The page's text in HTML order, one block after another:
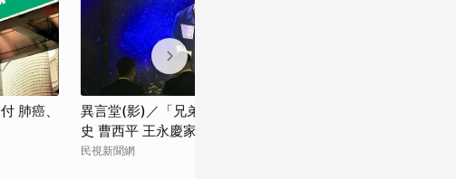
肺癌、
異言堂(影)／「兄弟姊妹特留分」走入歷
史 曹西平 王永慶家族都曾受害
民視新聞網